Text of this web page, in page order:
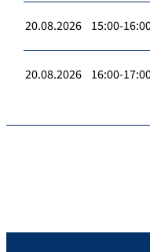
20.08.2026 15:00-
20.08.2026 16:00-